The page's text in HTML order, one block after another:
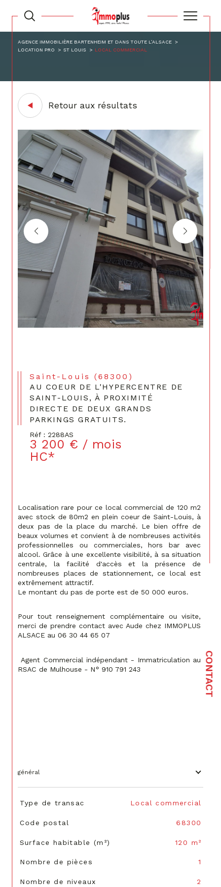
CONTACT
AGENCE IMMOBILIÈRE BARTENHEIM ET DANS TOUTE L’ALSACE
LOCATION PRO
ST LOUIS LOCAL COMMERCIAL
Retour aux résultats
Saint-Louis (68300)
AU COEUR DE L'HYPERCENTRE DE
SAINT-LOUIS, À PROXIMITÉ
DIRECTE DE DEUX GRANDS
PARKINGS GRATUITS.
Réf : 2288AS
3 200 € / mois
HC*
Localisation rare pour ce local commercial de 120 m2
avec stock de 80m2 en plein coeur de Saint-Louis, à
deux pas de la place du marché. Le bien offre de
beaux volumes et convient à de nombreuses activités
professionnelles ou commerciales, hors bar avec
alcool. Grâce à une excellente visibilité, à sa situation
centrale, la facilité d'accès et la présence de
nombreuses places de stationnement, ce local est
extrêmement attractif.
Le montant du pas de porte est de 50 000 euros.
Pour tout renseignement complémentaire ou visite,
merci de prendre contact avec Aude chez IMMOPLUS
ALSACE au 06 30 44 65 07
RSAC de Mulhouse - N° 910 791 243
général
TRAD_SIROCCO_Caracteristique Valeurs
Type de transac Local commercial
Code postal 68300
Surface habitable (m²) 120 m²
Nombre de pièces 1
Nombre de niveaux 2